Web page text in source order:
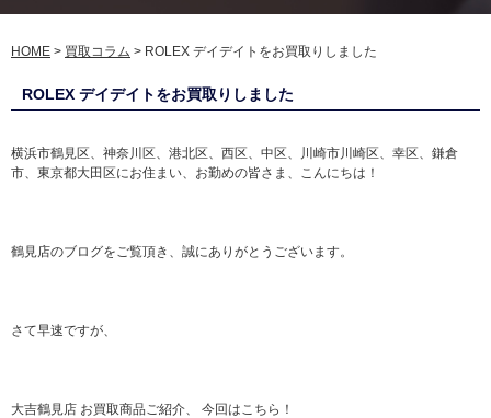
HOME > 買取コラム > ROLEX デイデイトをお買取りしました
ROLEX デイデイトをお買取りしました
横浜市鶴見区、神奈川区、港北区、西区、中区、川崎市川崎区、幸区、鎌倉
市、東京都大田区にお住まい、お勤めの皆さま、こんにちは！
鶴見店のブログをご覧頂き、誠にありがとうございます。
さて早速ですが、
大吉鶴見店 お買取商品ご紹介、 今回はこちら！